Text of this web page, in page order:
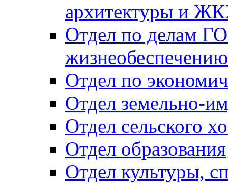
архитектуры и
Отдел по делам
Отдел по
Отдел земельно-
Отдел сельского
Отдел образования
Отдел культуры,